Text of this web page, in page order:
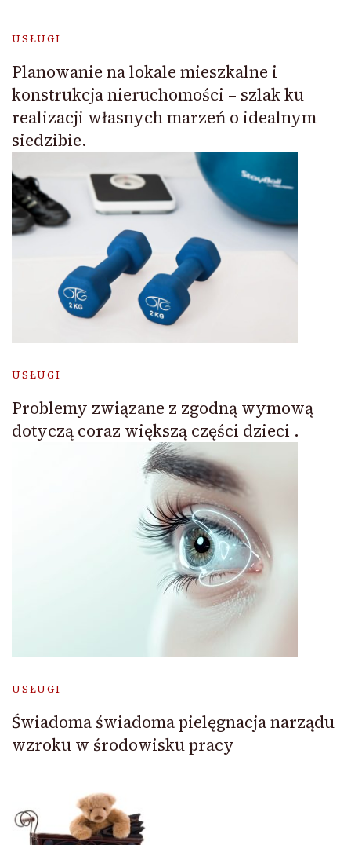
USŁUGI
Planowanie na lokale mieszkalne i
konstrukcja nieruchomości – szlak ku
realizacji własnych marzeń o idealnym
siedzibie.
USŁUGI
Problemy związane z zgodną wymową
dotyczą coraz większą części dzieci .
USŁUGI
Świadoma świadoma pielęgnacja narządu
wzroku w środowisku pracy